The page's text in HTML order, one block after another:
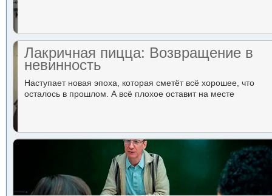
Лакричная пицца: Возвращение в
невинность
Наступает новая эпоха, которая сметёт всё хорошее, что
осталось в прошлом. А всё плохое оставит на месте